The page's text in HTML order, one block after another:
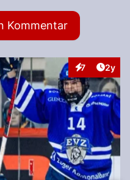
Kommentar
7
Interaktionen
2y